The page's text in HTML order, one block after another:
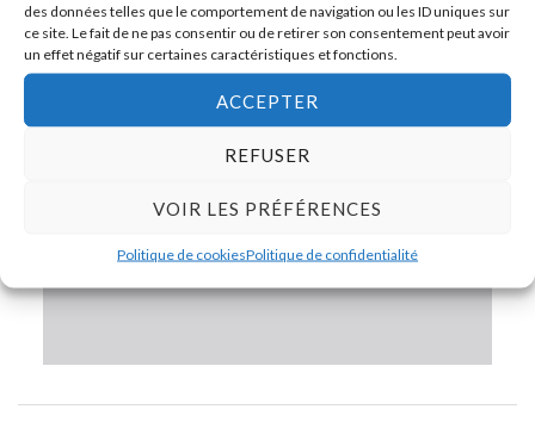
des données telles que le comportement de navigation ou les ID uniques sur
ce site. Le fait de ne pas consentir ou de retirer son consentement peut avoir
un effet négatif sur certaines caractéristiques et fonctions.
ACCEPTER
REFUSER
VOIR LES PRÉFÉRENCES
Politique de cookiesPolitique de confidentialité